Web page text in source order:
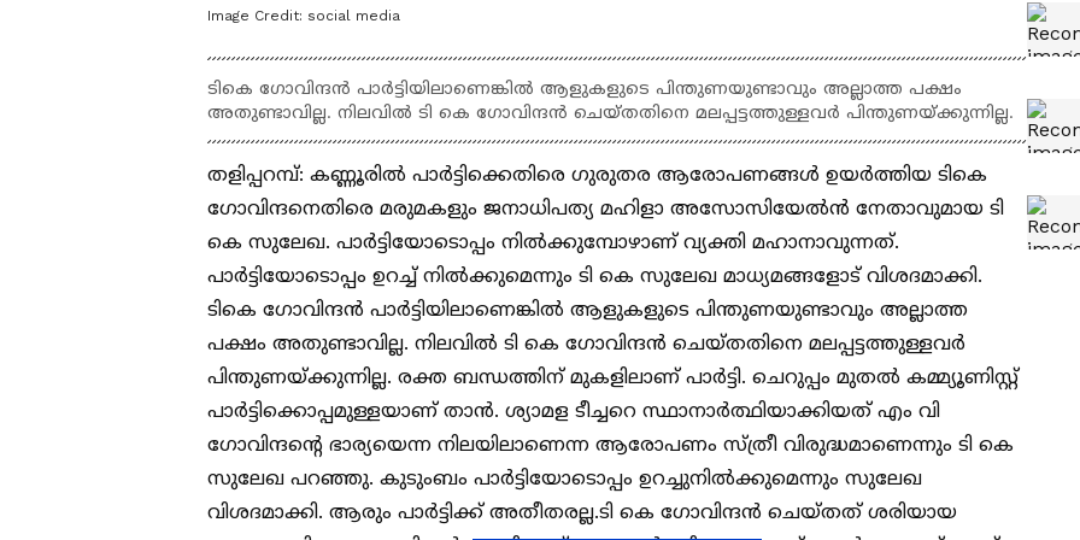
Image Credit: social media
ടികെ ഗോവിന്ദൻ പാർട്ടിയിലാണെങ്കിൽ ആളുകളുടെ പിന്തുണയുണ്ടാവും അല്ലാത്ത പക്ഷം
അതുണ്ടാവില്ല. നിലവിൽ ടി കെ ഗോവിന്ദൻ ചെയ്തതിനെ മലപ്പട്ടത്തുള്ളവർ പിന്തുണയ്ക്കുന്നില്ല.
തളിപ്പറമ്പ്: കണ്ണൂരിൽ പാർട്ടിക്കെതിരെ ​ഗുരുതര ആരോപണങ്ങൾ ഉയർത്തിയ ടികെ
ഗോവിന്ദനെതിരെ മരുമകളും ജനാധിപത്യ മഹിളാ അസോസിയേൽൻ നേതാവുമായ ടി
കെ സുലേഖ. പാർട്ടിയോടൊപ്പം നിൽക്കുമ്പോഴാണ് വ്യക്തി മഹാനാവുന്നത്.
പാർട്ടിയോടൊപ്പം ഉറച്ച് നിൽക്കുമെന്നും ടി കെ സുലേഖ മാധ്യമങ്ങളോട് വിശദമാക്കി.
ടികെ ഗോവിന്ദൻ പാർട്ടിയിലാണെങ്കിൽ ആളുകളുടെ പിന്തുണയുണ്ടാവും അല്ലാത്ത
പക്ഷം അതുണ്ടാവില്ല. നിലവിൽ ടി കെ ഗോവിന്ദൻ ചെയ്തതിനെ മലപ്പട്ടത്തുള്ളവർ
പിന്തുണയ്ക്കുന്നില്ല. രക്ത ബന്ധത്തിന് മുകളിലാണ് പാർട്ടി. ചെറുപ്പം മുതൽ കമ്മ്യൂണിസ്റ്റ്
പാർട്ടിക്കൊപ്പമുള്ളയാണ് താൻ. ശ്യാമള ടീച്ചറെ സ്ഥാനാർത്ഥിയാക്കിയത് എം വി
ഗോവിന്ദന്റെ ഭാര്യയെന്ന നിലയിലാണെന്ന ആരോപണം സ്ത്രീ വിരുദ്ധമാണെന്നും ടി കെ
സുലേഖ പറഞ്ഞു. കുടുംബം പാർട്ടിയോടൊപ്പം ഉറച്ചുനിൽക്കുമെന്നും സുലേഖ
വിശദമാക്കി. ആരും പാർട്ടിക്ക് അതീതരല്ല.ടി കെ ഗോവിന്ദൻ ചെയ്തത് ശരിയായ